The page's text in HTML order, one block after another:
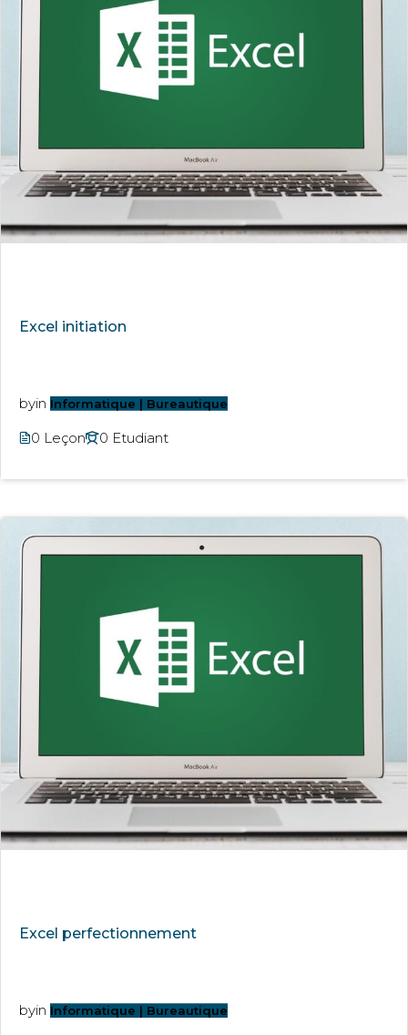
Excel initiation
byin Informatique | Bureautique
0 Leçon 0 Etudiant
Excel perfectionnement
byin Informatique | Bureautique